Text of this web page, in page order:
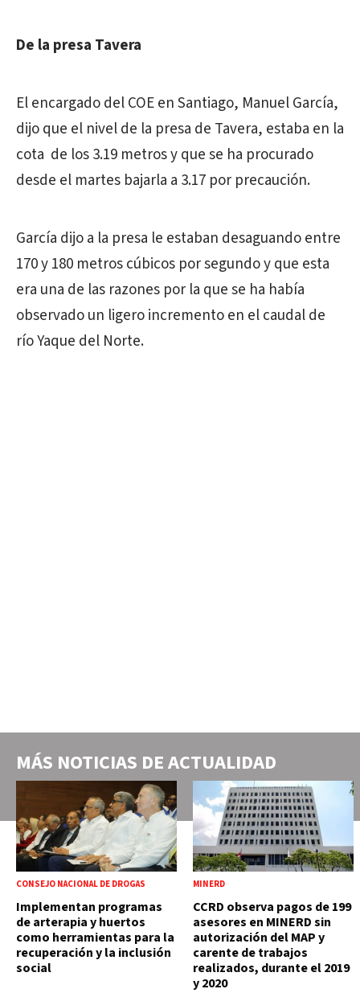
De la presa Tavera
El encargado del COE en Santiago, Manuel García,
dijo que el nivel de la presa de Tavera, estaba en la
cota de los 3.19 metros y que se ha procurado
desde el martes bajarla a 3.17 por precaución.
García dijo a la presa le estaban desaguando entre
170 y 180 metros cúbicos por segundo y que esta
era una de las razones por la que se ha había
observado un ligero incremento en el caudal de
río Yaque del Norte.
MÁS NOTICIAS DEACTUALIDAD
CONSEJO NACIONAL DE DROGAS
Implementan programas
de arterapia y huertos
como herramientas para la
recuperación y la inclusión
social
MINERD
CCRD observa pagos de 199
asesores en MINERD sin
autorización del MAP y
carente de trabajos
realizados, durante el 2019
y 2020